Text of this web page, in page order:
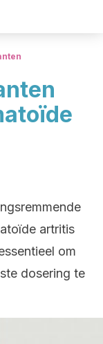
artritis
om
dosering te